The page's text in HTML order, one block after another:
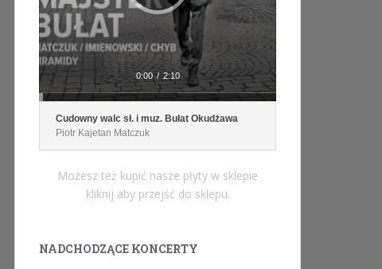
0:00 / 2:10
Cudowny walc sł. i muz. Bułat Okudżawa
Piotr Kajetan Matczuk
Możesz też kupić nasze płyty w sklepie
kliknij aby przejść do sklepu.
NADCHODZĄCE KONCERTY